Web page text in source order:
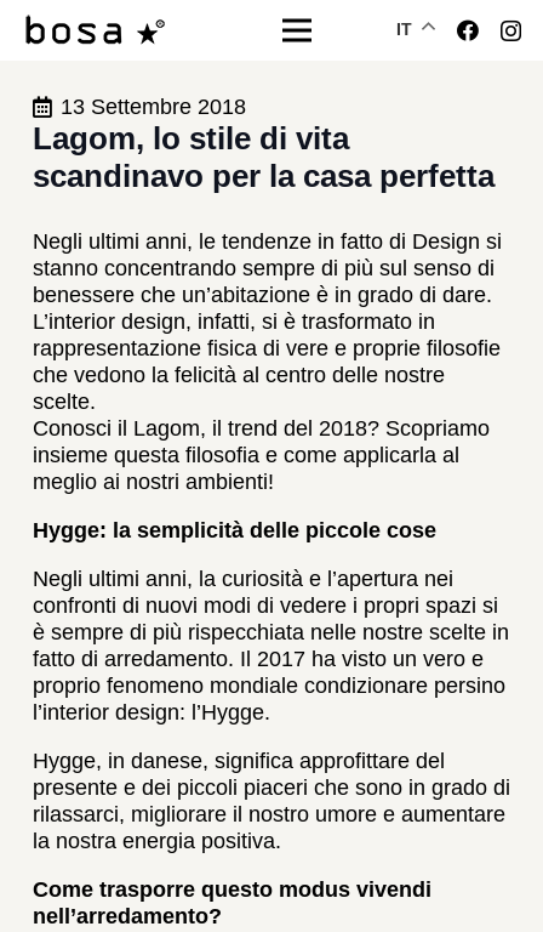
IT
13 Settembre 2018
Lagom, lo stile di vita
scandinavo per la casa perfetta
Negli ultimi anni, le tendenze in fatto di Design si
stanno concentrando sempre di più sul senso di
benessere che un’abitazione è in grado di dare.
L’interior design, infatti, si è trasformato in
rappresentazione fisica di vere e proprie filosofie
che vedono la felicità al centro delle nostre
scelte.
Conosci il Lagom, il trend del 2018? Scopriamo
insieme questa filosofia e come applicarla al
meglio ai nostri ambienti!
Hygge: la semplicità delle piccole cose
Negli ultimi anni, la curiosità e l’apertura nei
confronti di nuovi modi di vedere i propri spazi si
è sempre di più rispecchiata nelle nostre scelte in
fatto di arredamento. Il 2017 ha visto un vero e
proprio fenomeno mondiale condizionare persino
l’interior design: l’Hygge.
Hygge, in danese, significa approfittare del
presente e dei piccoli piaceri che sono in grado di
rilassarci, migliorare il nostro umore e aumentare
la nostra energia positiva.
Come trasporre questo modus vivendi
nell’arredamento?